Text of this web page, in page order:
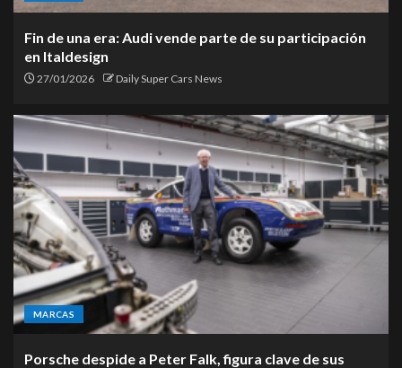
Fin de una era: Audi vende parte de su participación
en Italdesign
27/01/2026 Daily Super Cars News
MARCAS
Porsche despide a Peter Falk, figura clave de sus